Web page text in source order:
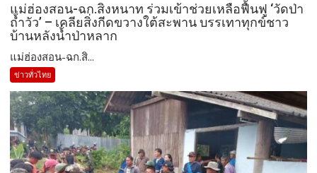
แม่ฮ่องสอน-ฉก.สิงหนาท ร่วมเข้าช่วยเหลือฟื้นฟู ‘วัดป่า
ถ้ำวัว’ – เคลียสิ่งกีดขวางใต้สะพาน บรรเทาทุกข์ชาว
บ้านหลังน้ำป่าหลาก
แม่ฮ่องสอน-ฉก.สิ...
ข่าวทั่วไทย